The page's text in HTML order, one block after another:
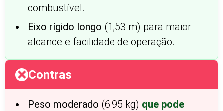
combustível.
Eixo rígido longo (1,53 m) para maior
alcance e facilidade de operação.
Contras
Peso moderado (6,95 kg) que pode